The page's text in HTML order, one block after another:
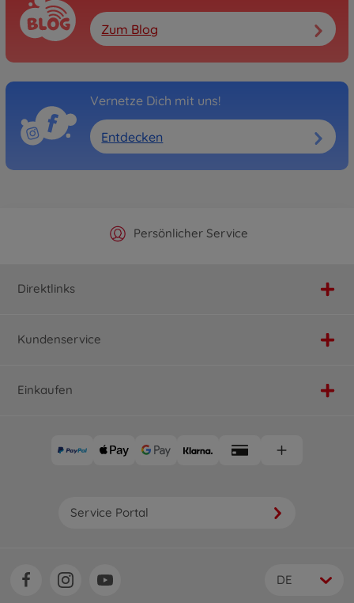
Zum Blog
Vernetze Dich mit uns!
Entdecken
Offizieller Hersteller Shop
Persönlicher Service
Versandkostenfrei ab 25€
Schnelle Lieferung
Direktlinks
Kundenservice
Einkaufen
Service Portal
DE